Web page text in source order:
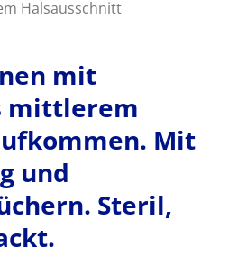
Halsausschnitt
mit
mittlerem
Mit
und
Steril,